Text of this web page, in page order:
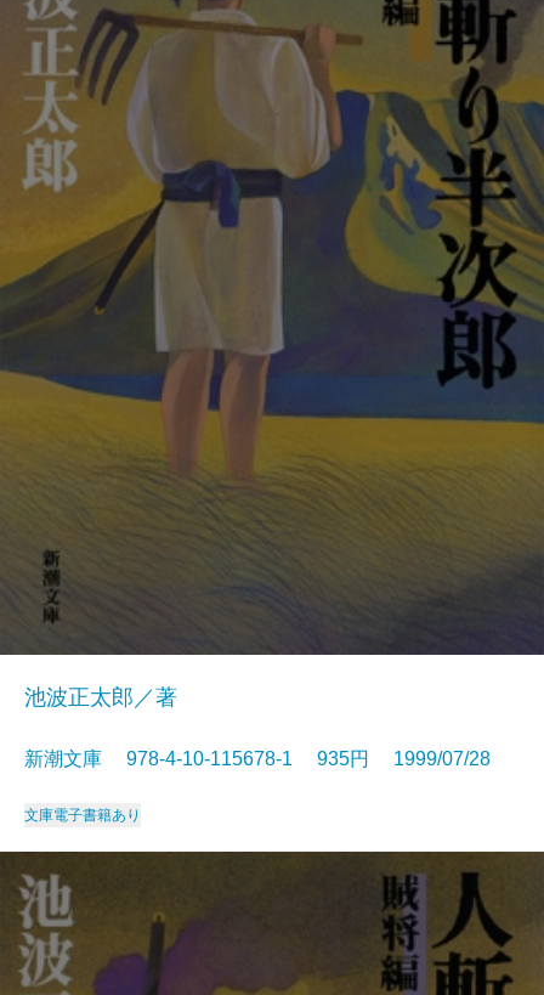
池波正太郎／著
新潮文庫 978-4-10-115678-1 935円 1999/07/28
文庫電子書籍あり